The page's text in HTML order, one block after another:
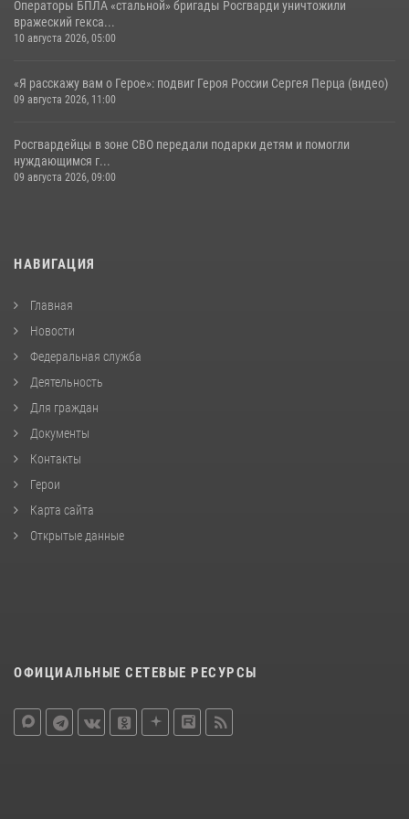
Операторы БПЛА «стальной» бригады Росгварди уничтожили
вражеский гекса...
10 августа 2026, 05:00
«Я расскажу вам о Герое»: подвиг Героя России Сергея Перца (видео)
09 августа 2026, 11:00
Росгвардейцы в зоне СВО передали подарки детям и помогли
нуждающимся г...
09 августа 2026, 09:00
НАВИГАЦИЯ
Главная
Новости
Федеральная служба
Деятельность
Для граждан
Документы
Контакты
Герои
Карта сайта
Открытые данные
ОФИЦИАЛЬНЫЕ СЕТЕВЫЕ РЕСУРСЫ